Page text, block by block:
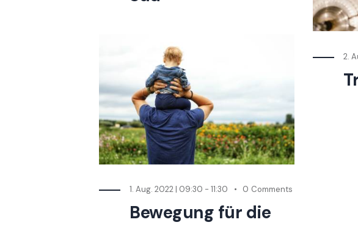
2.
1. Aug. 2022 | 09:30 - 11:30 0 Comments
Bewegung für die